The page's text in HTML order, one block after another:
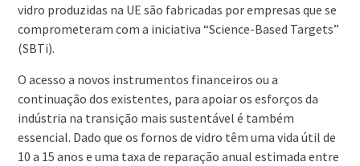
vidro produzidas na UE são fabricadas por empresas que se
comprometeram com a iniciativa “Science-Based Targets”
(SBTi).
O acesso a novos instrumentos financeiros ou a
continuação dos existentes, para apoiar os esforços da
indústria na transição mais sustentável é também
essencial. Dado que os fornos de vidro têm uma vida útil de
10 a 15 anos e uma taxa de reparação anual estimada entre